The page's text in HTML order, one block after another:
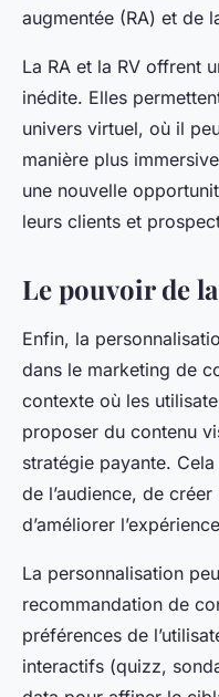
augmentée (RA) et de
La RA et la RV offrent
inédite. Elles
univers virtuel, où il
manière plus
une nouvelle
leurs clients et
Le pouvoir de
Enfin, la
dans le marketing de
contexte où les
proposer du contenu
stratégie payante.
de l’audience, de
d’améliorer
La personnalisation
recommandation de
préférences de
interactifs (quizz,